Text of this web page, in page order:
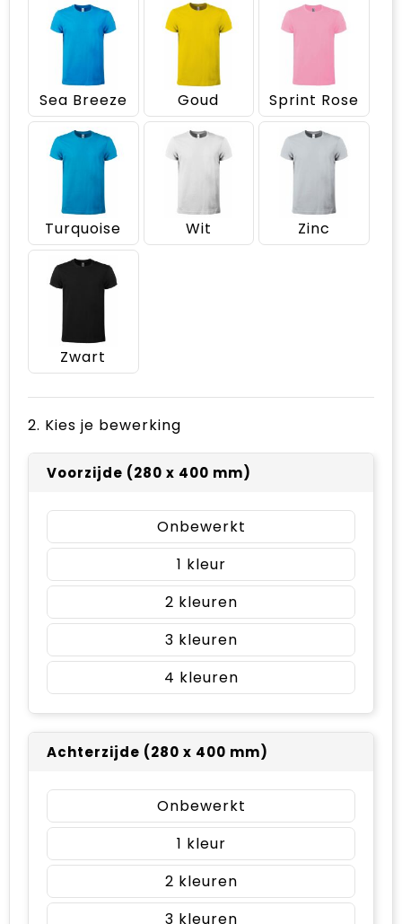
Sea Breeze Goud Sprint Rose
Turquoise Wit Zinc
Zwart
2. Kies je bewerking
Voorzijde (280 x 400 mm)
Onbewerkt
1
2
3
4
Achterzijde (280 x 400 mm)
Onbewerkt
1
2
3